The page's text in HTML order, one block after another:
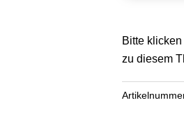
Bitte
zu diesem